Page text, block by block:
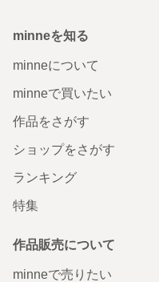
minneを知る
minneについて
minneで買いたい
作品をさがす
ショップをさがす
ランキング
特集
作品販売について
minneで売りたい